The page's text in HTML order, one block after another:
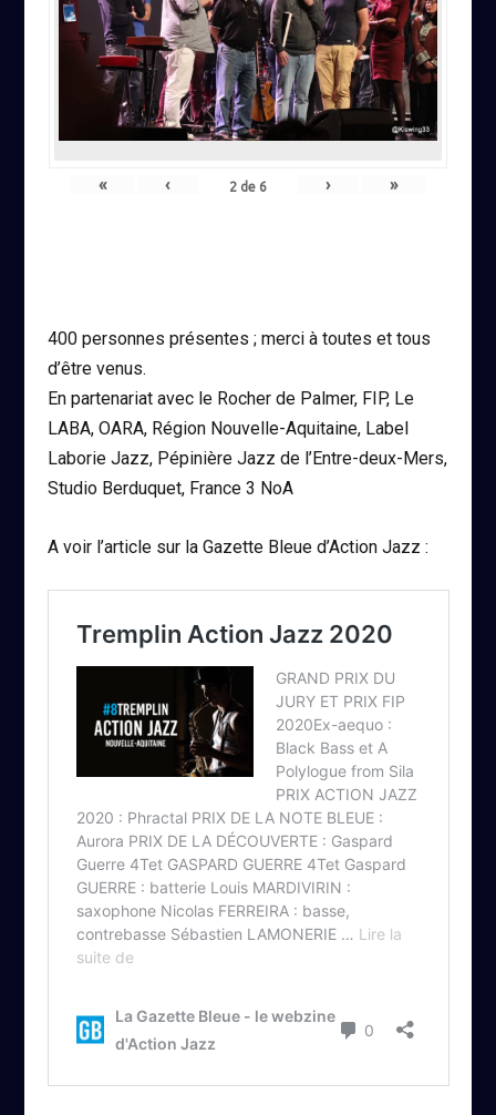
« ‹ 2de 6 › »
400 personnes présentes ; merci à toutes et tous
d’être venus.
En partenariat avec le Rocher de Palmer, FIP, Le
LABA, OARA, Région Nouvelle-Aquitaine, Label
Laborie Jazz, Pépinière Jazz de l’Entre-deux-Mers,
Studio Berduquet, France 3 NoA
A voir l’article sur la Gazette Bleue d’Action Jazz :